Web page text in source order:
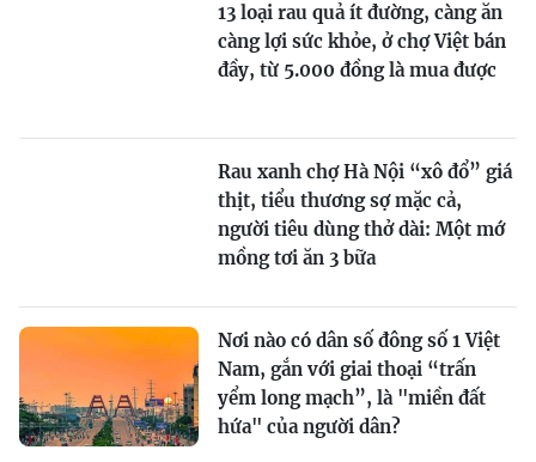
13 loại rau quả ít đường, càng ăn
càng lợi sức khỏe, ở chợ Việt bán
đầy, từ 5.000 đồng là mua được
Rau xanh chợ Hà Nội “xô đổ” giá
thịt, tiểu thương sợ mặc cả,
người tiêu dùng thở dài: Một mớ
mồng tơi ăn 3 bữa
Nơi nào có dân số đông số 1 Việt
Nam, gắn với giai thoại “trấn
yểm long mạch”, là "miền đất
hứa" của người dân?